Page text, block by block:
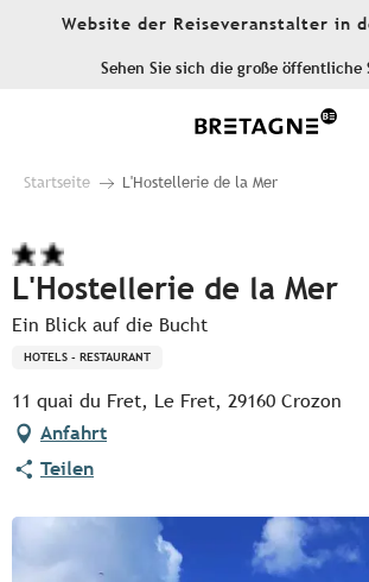
Website der Reiseveranstalter in
Sehen Sie sich die große öffentliche
Startseite L'Hostellerie de la Mer
L'Hostellerie de la Mer
Ein Blick auf die Bucht
HOTELS - RESTAURANT
11 quai du Fret, Le Fret, 29160 Crozon
Anfahrt
Teilen